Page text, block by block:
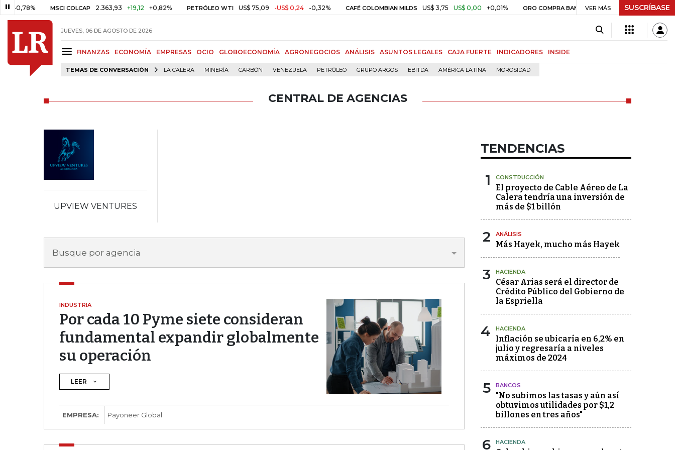
-0,78% MSCI COLCAP 2.363,93 +19,12 +0,82% PETRÓLEO WTI US$ 75,09 -US$ 0,24 -0,32% CAFÉ COLOMBIAN MILDS US$ 3,75 US$ 0,00 +0,01% ORO COMPRA BANCO DE LA REPÚBLICA $ 399.745,16
VER MÁS SUSCRÍBASE
JUEVES, 06 DE AGOSTO DE 2026
FINANZAS ECONOMÍA EMPRESAS OCIO GLOBOECONOMÍA AGRONEGOCIOS ANÁLISIS ASUNTOS LEGALES CAJA FUERTE INDICADORES INSIDE
TEMAS DE CONVERSACIÓN LA CALERA MINERÍA CARBÓN VENEZUELA PETRÓLEO GRUPO ARGOS EBITDA AMÉRICA LATINA MOROSIDAD
CENTRAL DE AGENCIAS
UPVIEW VENTURES
Busque por agencia
INDUSTRIA
Por cada 10 Pyme siete consideran
fundamental expandir globalmente
su operación
LEER
Payoneer Global, la plataforma digital de soluciones financieras que permite a empresas y
profesionales operar en más de 200 mercados del mundo, lanzó “El termómetro global de las Pyme”,
un estudio que presenta las oportunidades y desafíos a los que se enfrentan los emprendedores y
empresarios de todo el mundo. La encuesta reúne información en base a un relevamiento hecho
EMPRESA: Payoneer Global
TENDENCIAS
1 CONSTRUCCIÓN
El proyecto de Cable Aéreo de La
Calera tendría una inversión de
más de $1 billón
2 ANÁLISIS
Más Hayek, mucho más Hayek
3 HACIENDA
César Arias será el director de
Crédito Público del Gobierno de
la Espriella
4 HACIENDA
Inflación se ubicaría en 6,2% en
julio y regresaría a niveles
máximos de 2024
5 BANCOS
"No subimos las tasas y aún así
obtuvimos utilidades por $1,2
billones en tres años"
6 HACIENDA